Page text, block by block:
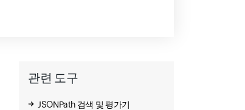
관련 도구
JSONPath 검색 및 평가기